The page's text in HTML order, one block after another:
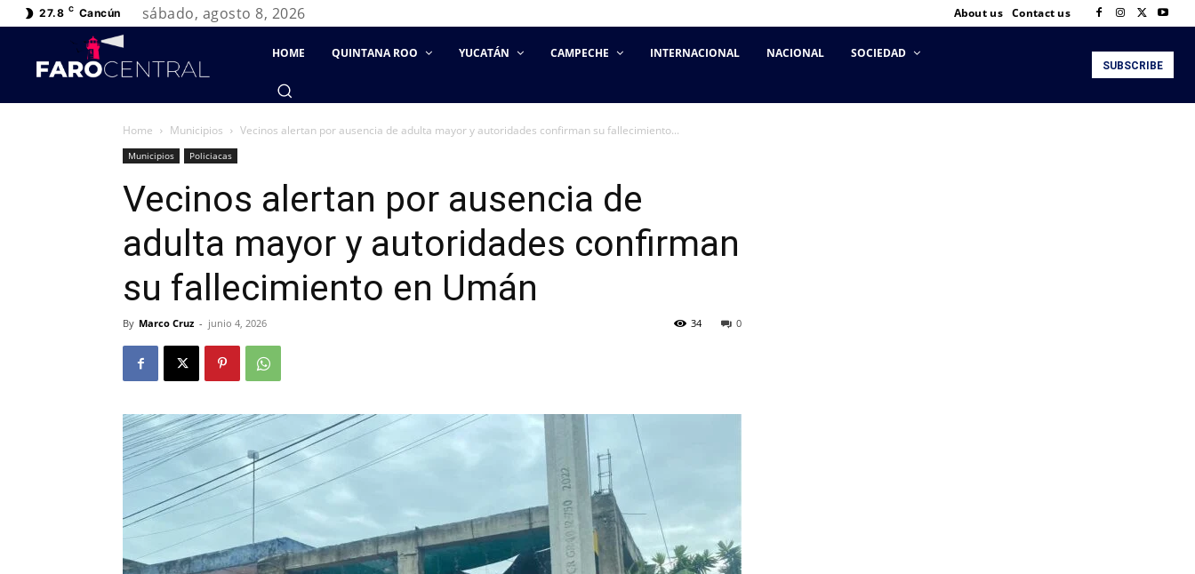
27.8 C Cancún sábado, agosto 8, 2026 About us Contact us
HOME QUINTANA ROO YUCATÁN CAMPECHE INTERNACIONAL NACIONAL SOCIEDAD
SUBSCRIBE
Home Municipios Vecinos alertan por ausencia de adulta mayor y autoridades confirman su fallecimiento...
Municipios Policiacas
Vecinos alertan por ausencia de
adulta mayor y autoridades confirman
su fallecimiento en Umán
By Marco Cruz - junio 4, 2026 0
34